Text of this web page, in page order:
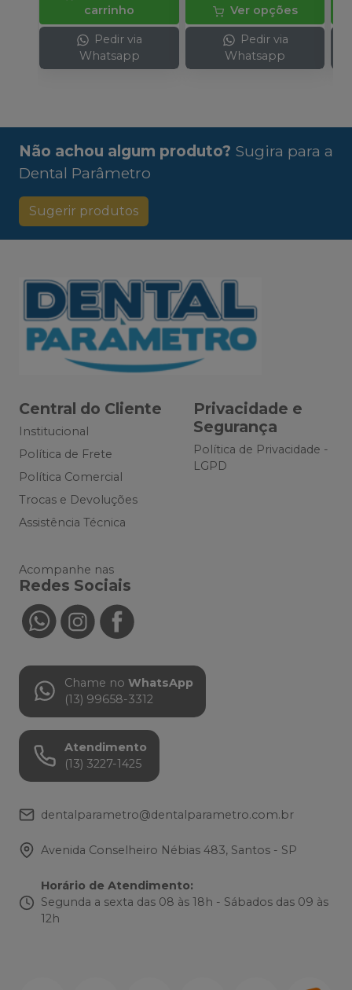
carrinho
Pedir via
Whatsapp
Ver opções
Pedir via
Whatsapp
Não achou algum produto? Sugira para a
Dental Parâmetro
Sugerir produtos
Central do Cliente
Institucional
Política de Frete
Política Comercial
Trocas e Devoluções
Assistência Técnica
Privacidade e
Segurança
Política de Privacidade -
LGPD
Acompanhe nas
Redes Sociais
Chame no WhatsApp
(13) 99658-3312
Atendimento
(13) 3227-1425
dentalparametro@dentalparametro.com.br
Avenida Conselheiro Nébias 483, Santos - SP
Horário de Atendimento:
Segunda a sexta das 08 às 18h - Sábados das 09 às
12h